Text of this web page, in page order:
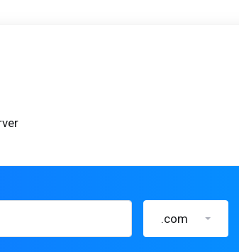
.com